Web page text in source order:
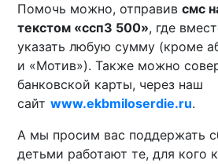
Помочь можно, отправивсмс
текстом «ссп3 500», где
указать любую сумму (кроме
и «Мотив»). Также можно
банковской карты, через наш
сайтwww.ekbmiloserdie.ru.
А мы просим вас поддержать
детьми работают те, для кого